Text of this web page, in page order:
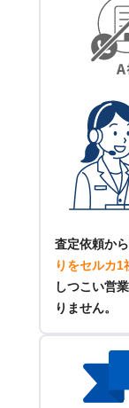
査定依頼か
りをセルカ1
しつこい営
りません。